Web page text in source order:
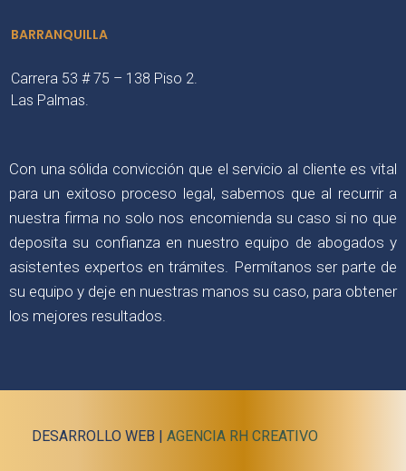
BARRANQUILLA
Carrera 53 # 75 – 138 Piso 2.
Las Palmas.
Con una sólida convicción que el servicio al cliente es vital
para un exitoso proceso legal, sabemos que al recurrir a
nuestra firma no solo nos encomienda su caso si no que
deposita su confianza en nuestro equipo de abogados y
asistentes expertos en trámites. Permítanos ser parte de
su equipo y deje en nuestras manos su caso, para obtener
los mejores resultados.
DESARROLLO WEB | AGENCIA RH CREATIVO